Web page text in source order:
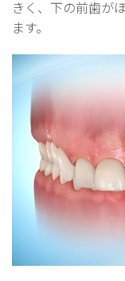
きく、下の前歯が
ます。